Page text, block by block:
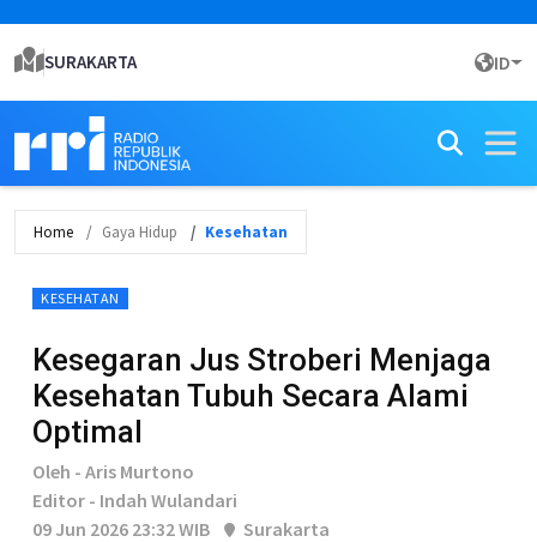
SURAKARTA ID
Home Gaya Hidup Kesehatan
KESEHATAN
Kesegaran Jus Stroberi Menjaga
Kesehatan Tubuh Secara Alami
Optimal
Oleh - Aris Murtono
Editor - Indah Wulandari
09 Jun 2026 23:32 WIB
Surakarta